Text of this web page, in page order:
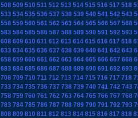
508 509 510 511 512 513 514 515 516 517 518
533 534 535 536 537 538 539 540 541 542 543
558 559 560 561 562 563 564 565 566 567 568
583 584 585 586 587 588 589 590 591 592 593
608 609 610 611 612 613 614 615 616 617 618
633 634 635 636 637 638 639 640 641 642 643
658 659 660 661 662 663 664 665 666 667 668
683 684 685 686 687 688 689 690 691 692 693
708 709 710 711 712 713 714 715 716 717 718
733 734 735 736 737 738 739 740 741 742 743
758 759 760 761 762 763 764 765 766 767 768
783 784 785 786 787 788 789 790 791 792 793
808 809 810 811 812 813 814 815 816 817 818